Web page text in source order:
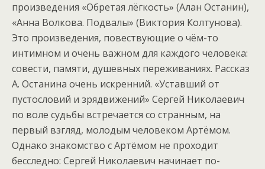
произведения «Обретая лёгкость» (Алан Останин),
«Анна Волкова. Подвалы» (Виктория Колтунова).
Это произведения, повествующие о чём-то
интимном и очень важном для каждого человека:
совести, памяти, душевных переживаниях. Рассказ
А. Останина очень искренний. «Уставший от
пустословий и зрядвижений» Сергей Николаевич
по воле судьбы встречается со странным, на
первый взгляд, молодым человеком Артёмом.
Однако знакомство с Артёмом не проходит
бесследно: Сергей Николаевич начинает по-